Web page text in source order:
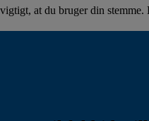
at du bruger din